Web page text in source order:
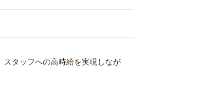
タッフへの高時給を実現しなが